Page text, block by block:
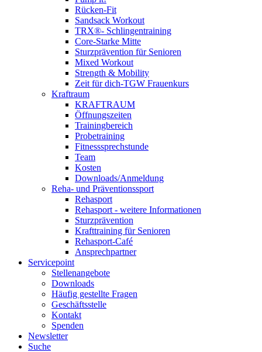
Rücken-Fit
Sandsack Workout
TRX®- Schlingentraining
Core-Starke Mitte
Sturzprävention für Senioren
Mixed Workout
Strength & Mobility
Zeit für dich-TGW Frauenkurs
Kraftraum
KRAFTRAUM
Öffnungszeiten
Trainingbereich
Probetraining
Fitnesssprechstunde
Team
Kosten
Downloads/Anmeldung
Reha- und Präventionssport
Rehasport
Rehasport - weitere Informationen
Sturzprävention
Krafttraining für Senioren
Rehasport-Café
Ansprechpartner
Servicepoint
Stellenangebote
Downloads
Häufig gestellte Fragen
Geschäftsstelle
Kontakt
Spenden
Newsletter
Suche